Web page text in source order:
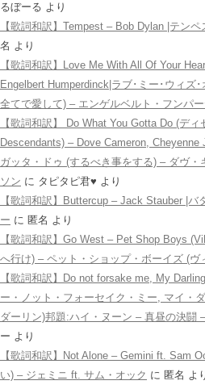
るぼーる より
【歌詞和訳】Tempest – Bob Dylan |テン
名 より
【歌詞和訳】Love Me With All Of Your
Engelbert Humperdinck|ラブ･ミー･ウィズ
全てで愛して) – エンゲルベルト・フンパ
【歌詞和訳】 Do What You Gotta Do (デ
Descendants) – Dove Cameron, Cheyenne
ガッタ・ドゥ (するべき事をする) – ダヴ
ソン に タピタピ君♥️ より
【歌詞和訳】Buttercup – Jack Stauber |
ー に 匿名 より
【歌詞和訳】Go West – Pet Shop Boys
へ行け) – ペット・ショップ・ボーイズ (ヴ
【歌詞和訳】Do not forsake me, My
ー・ノット・フォーセイク・ミー, マイ・
ダーリン)邦題:ハイ・ヌーン – 真昼の決闘
ー より
【歌詞和訳】Not Alone – Gemini ft. Sam
い) – ジェミニ ft. サム・オック に 匿名 よ